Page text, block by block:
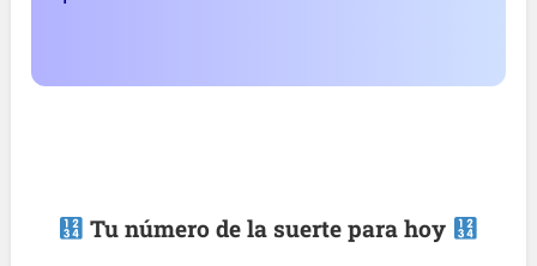
Tu número de la suerte para hoy